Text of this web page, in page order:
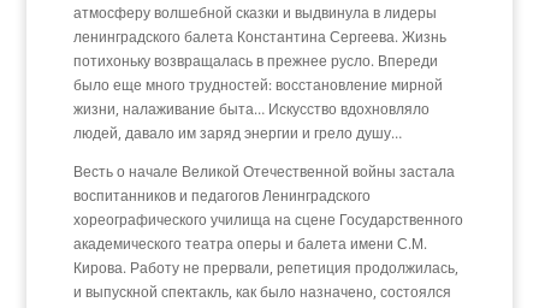
атмосферу волшебной сказки и выдвинула в лидеры
ленинградского балета Константина Сергеева. Жизнь
потихоньку возвращалась в прежнее русло. Впереди
было еще много трудностей: восстановление мирной
жизни, налаживание быта… Искусство вдохновляло
людей, давало им заряд энергии и грело душу…
Весть о начале Великой Отечественной войны застала
воспитанников и педагогов Ленинградского
хореографического училища на сцене Государственного
академического театра оперы и балета имени С.М.
Кирова. Работу не прервали, репетиция продолжилась,
и выпускной спектакль, как было назначено, состоялся